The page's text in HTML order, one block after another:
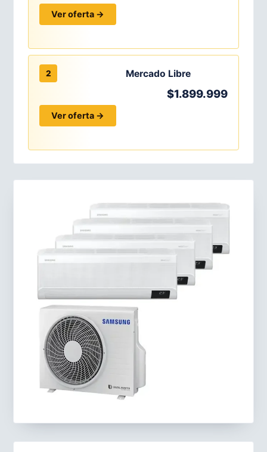
Ver oferta →
2 Mercado Libre
$1.899.999
Ver oferta →